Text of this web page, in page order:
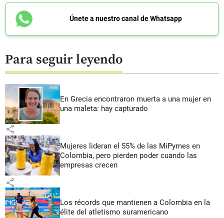
Únete a nuestro canal de Whatsapp
Para seguir leyendo
En Grecia encontraron muerta a una mujer en
una maleta: hay capturado
share
Mujeres lideran el 55% de las MiPymes en
Colombia, pero pierden poder cuando las
empresas crecen
share
Los récords que mantienen a Colombia en la
élite del atletismo suramericano